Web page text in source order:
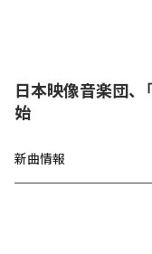
日本映像音楽団、
始
新曲情報